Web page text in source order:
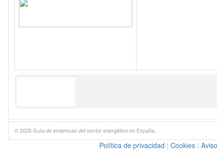
© 2026 Guía de empresas del sector energético en España.
Política de privacidad | Cookies |